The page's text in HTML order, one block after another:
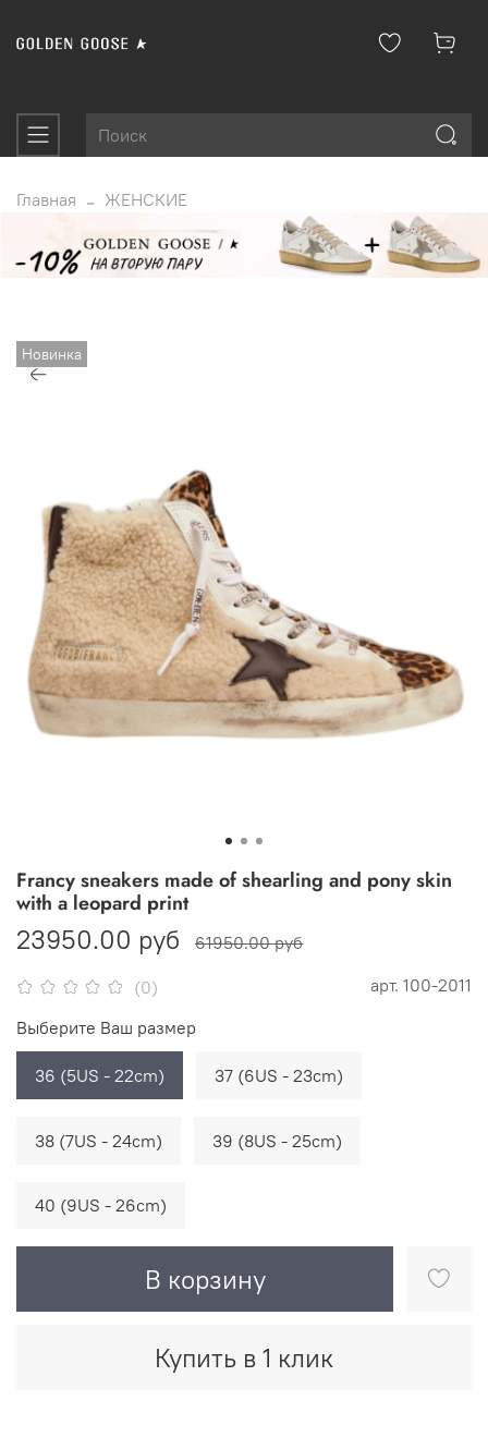
Главная ЖЕНСКИЕ
Новинка
(0) арт. 100-2011
Francy sneakers made of shearling and pony skin
with a leopard print
23950.00 руб 61950.00 руб
В корзину
Купить в 1 клик
Выберите Ваш размер
36 (5US - 22cm) 37 (6US - 23cm)
38 (7US - 24cm) 39 (8US - 25cm)
40 (9US - 26cm)